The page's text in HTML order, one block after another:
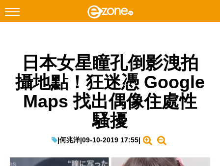
Facebook Instagram
科技焦點
網絡生活
EduTech
日本女星瞳孔倒影洩拍
攝地點！狂迷憑 Google
Maps 找出偶像住處性
騷擾
|何兆洋|09-10-2019 17:55|